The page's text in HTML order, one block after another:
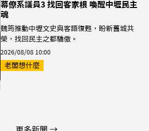
幕僚系議員3 找回客家根 喚醒中壢民主
魂
魏筠推動中壢文史與客語復甦，盼新舊城共
榮，找回民主之都驕傲。
2026/08/08 10:00
老闆想什麼